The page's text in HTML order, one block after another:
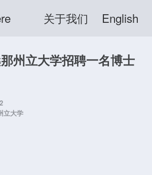
关于我们 English
州立大学招聘一名博士
立大学